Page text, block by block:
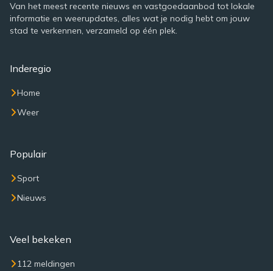
Van het meest recente nieuws en vastgoedaanbod tot lokale
informatie en weerupdates, alles wat je nodig hebt om jouw
stad te verkennen, verzameld op één plek.
Inderegio
Home
Weer
Populair
Sport
Nieuws
Veel bekeken
112 meldingen